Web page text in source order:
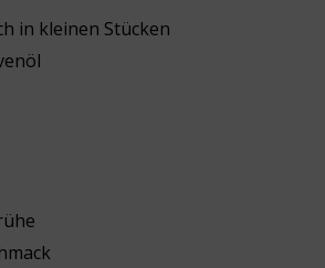
in kleinen Stücken